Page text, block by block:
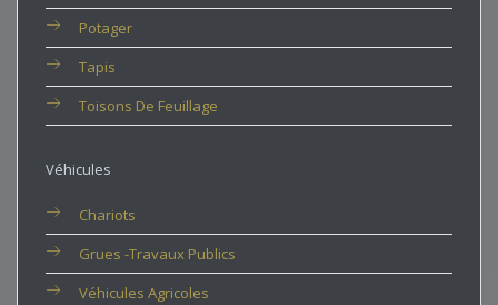
Potager
Tapis
Toisons De Feuillage
Véhicules
Chariots
Grues -travaux Publics
Véhicules Agricoles